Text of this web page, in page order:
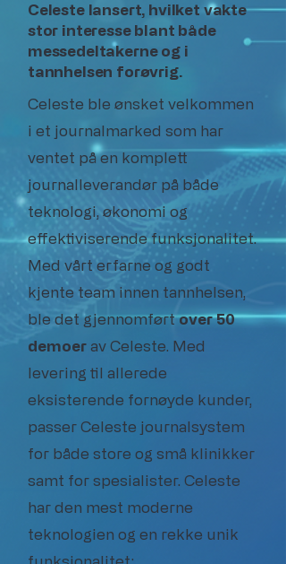
Celeste lansert, hvilket vakte
stor interesse blant både
messedeltakerne og i
tannhelsen forøvrig.
Celeste ble ønsket velkommen
i et journalmarked som har
ventet på en komplett
journalleverandør på både
teknologi, økonomi og
effektiviserende funksjonalitet.
Med vårt erfarne og godt
kjente team innen tannhelsen,
ble det gjennomførtover 50
demoer av Celeste. Med
levering til allerede
eksisterende fornøyde kunder,
passer Celeste journalsystem
for både store og små klinikker
samt for spesialister. Celeste
har den mest moderne
teknologien og en rekke unik